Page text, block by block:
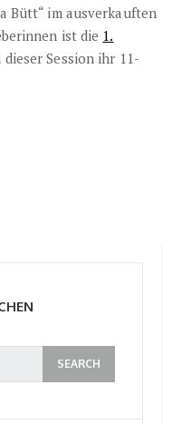
Bütt“ im ausverkauften
ist die 1.
dieser Session ihr 11-